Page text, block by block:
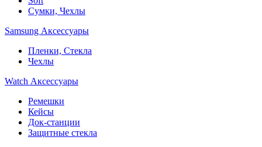
Сумки, Чехлы
Samsung Аксессуары
Пленки, Стекла
Чехлы
Watch Аксессуары
Ремешки
Кейсы
Док-станции
Защитные стекла